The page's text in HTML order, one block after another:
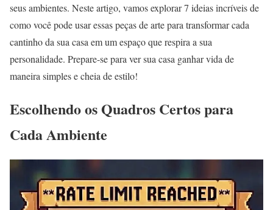
seus ambientes. Neste artigo, vamos explorar 7 ideias incríveis de
como você pode usar essas peças de arte para transformar cada
cantinho da sua casa em um espaço que respira a sua
personalidade. Prepare-se para ver sua casa ganhar vida de
maneira simples e cheia de estilo!
Escolhendo os Quadros Certos para
Cada Ambiente